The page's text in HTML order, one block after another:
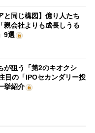
と同じ構図】億り人たち
親会社よりも成長しうる
9選
が狙う「第2のキオクシ
目の「IPOセカンダリー投
挙紹介